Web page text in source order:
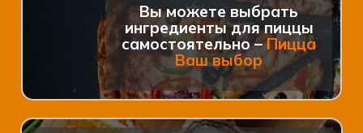
Вы можете выбрать
ингредиенты для пиццы
самостоятельно –Пицца
Ваш выбор